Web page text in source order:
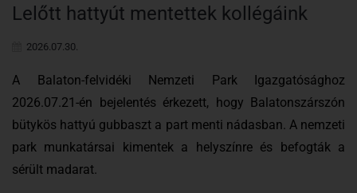
Lelőtt hattyút mentettek kollégáink
2026.07.30.
A Balaton-felvidéki Nemzeti Park Igazgatósághoz
2026.07.21-én bejelentés érkezett, hogy Balatonszárszón
bütykös hattyú gubbaszt a part menti nádasban. A nemzeti
park munkatársai kimentek a helyszínre és befogták a
sérült madarat.